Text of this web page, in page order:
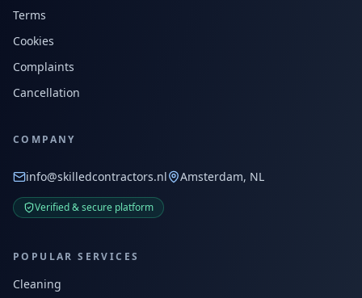
Terms
Cookies
Complaints
Cancellation
COMPANY
info@skilledcontractors.nl Amsterdam, NL
Verified & secure platform
POPULAR SERVICES
Cleaning